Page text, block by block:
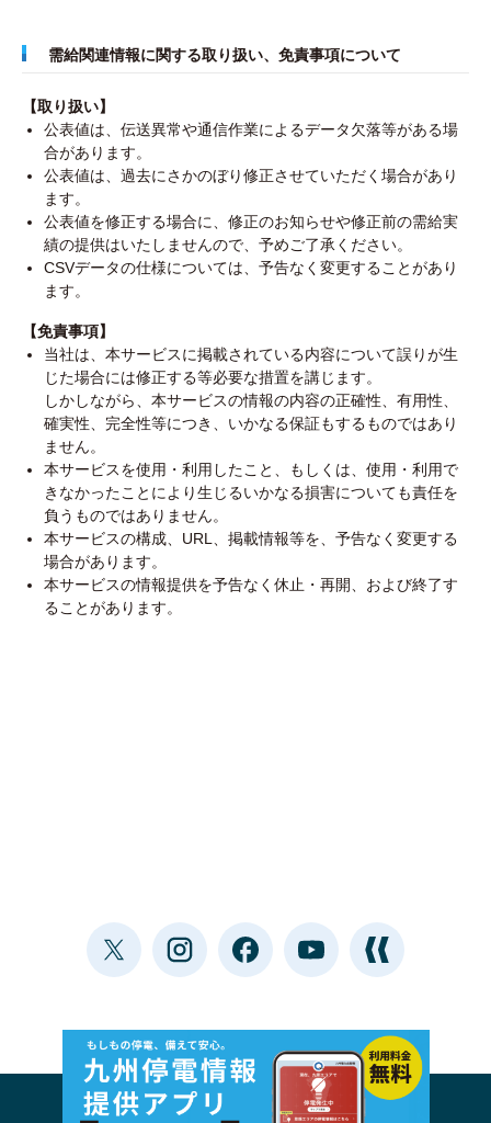
需給関連情報に関する取り扱い、免責事項について
【取り扱い】
公表値は、伝送異常や通信作業によるデータ欠落等がある場
合があります。
公表値は、過去にさかのぼり修正させていただく場合があり
ます。
公表値を修正する場合に、修正のお知らせや修正前の需給実
績の提供はいたしませんので、予めご了承ください。
CSVデータの仕様については、予告なく変更することがあり
ます。
【免責事項】
当社は、本サービスに掲載されている内容について誤りが生
じた場合には修正する等必要な措置を講じます。
しかしながら、本サービスの情報の内容の正確性、有用性、
確実性、完全性等につき、いかなる保証もするものではあり
ません。
本サービスを使用・利用したこと、もしくは、使用・利用で
きなかったことにより生じるいかなる損害についても責任を
負うものではありません。
本サービスの構成、URL、掲載情報等を、予告なく変更する
場合があります。
本サービスの情報提供を予告なく休止・再開、および終了す
ることがあります。